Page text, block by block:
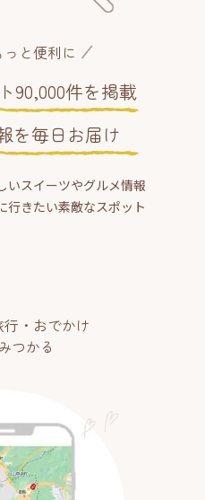
と便利に
90,000件を掲載
を毎日お届け
いスイーツやグルメ情報
行きたい素敵なスポット
・おでかけ
つかる